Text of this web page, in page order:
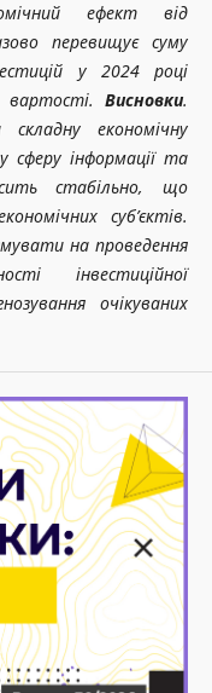
ефект від
перевищує суму
у 2024 році
вартості.Висновки.
економічну
сферу інформації та
стабільно, що
суб’єктів.
на проведення
інвестиційної
очікуваних